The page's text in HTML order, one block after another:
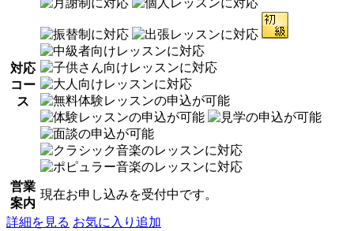
対応
コー
ス
営業
案内
現在お申し込みを受付中です。
詳細を見る お気に入り追加